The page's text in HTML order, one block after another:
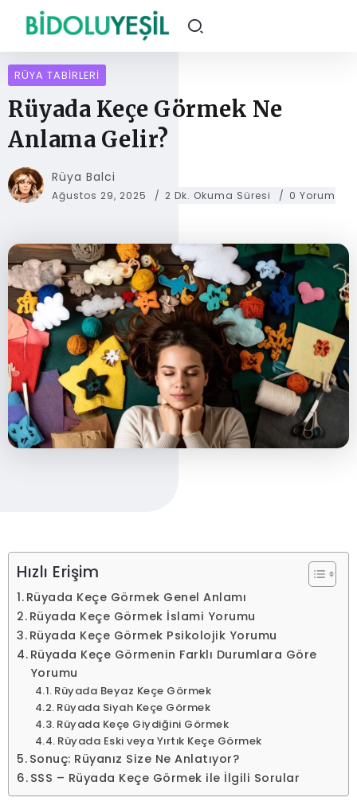
RÜYA TABIRLERI
Rüyada Keçe Görmek Ne
Anlama Gelir?
Rüya Balci
Ağustos 29, 2025 2 Dk. Okuma Süresi 0 Yorum
Hızlı Erişim
Rüyada Keçe Görmek Genel Anlamı
Rüyada Keçe Görmek İslami Yorumu
Rüyada Keçe Görmek Psikolojik Yorumu
Rüyada Keçe Görmenin Farklı Durumlara Göre
Yorumu
Rüyada Beyaz Keçe Görmek
Rüyada Siyah Keçe Görmek
Rüyada Keçe Giydiğini Görmek
Rüyada Eski veya Yırtık Keçe Görmek
Sonuç: Rüyanız Size Ne Anlatıyor?
SSS – Rüyada Keçe Görmek ile İlgili Sorular